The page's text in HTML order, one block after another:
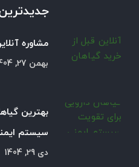
مشاوره
بهمن 27, 1404
بهترین
سیستم
دی 29, 1404